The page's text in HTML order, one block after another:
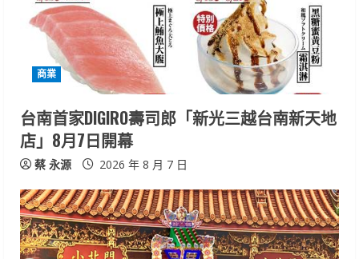
a
n
g
商業
台南首家DIGIRO壽司郎「新光三越台南新天地
店」8月7日開幕
蔡 永源 2026 年 8 月 7 日